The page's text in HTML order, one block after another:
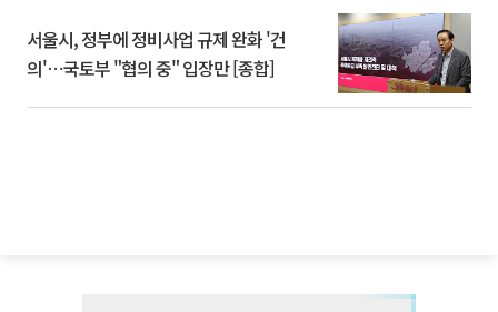
서울시, 정부에 정비사업 규제 완화 '건
의'⋯국토부 "협의 중" 입장만 [종합]